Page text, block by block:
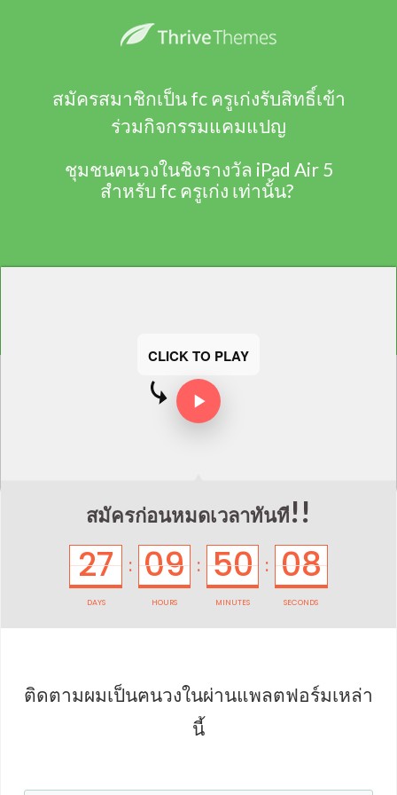
สมัครสมาชิกเป็น fc ครูเก่งรับสิทธิ์เข้า
ร่วมกิจกรรมแคมแปญ
ชุมชนฅนวงในชิงรางวัล iPad Air 5
สำหรับ fc ครูเก่ง เท่านั้น?
CLICK TO PLAY
สมัครก่อนหมดเวลาทันที!!
27
DAYS
: 09
HOURS
: 50
MINUTES
: 08
SECONDS
ติดตามผมเป็นฅนวงในผ่านแพลตฟอร์มเหล่า
นี้